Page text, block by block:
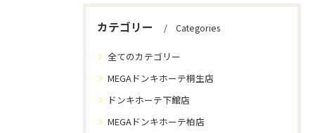
カテゴリー Categories
全てのカテゴリー
MEGAドンキホーテ桐生店
ドンキホーテ下館店
MEGAドンキホーテ柏店